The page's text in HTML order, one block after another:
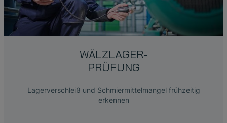
WÄLZLAGER-
PRÜFUNG
Lagerverschleiß und Schmiermittelmangel frühzeitig
erkennen